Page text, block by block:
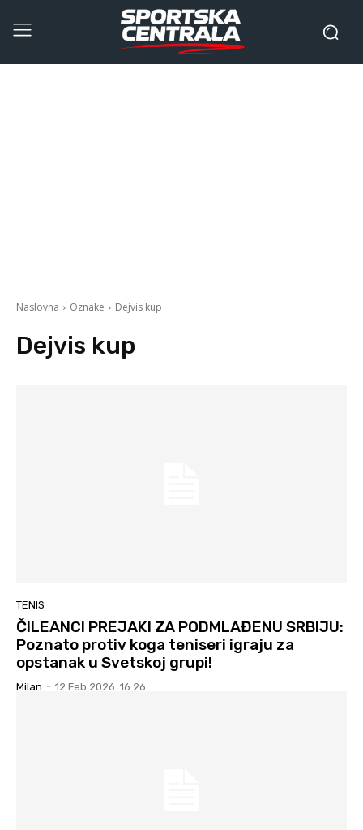
Naslovna Oznake Dejvis kup
Dejvis kup
TENIS
ČILEANCI PREJAKI ZA PODMLAĐENU SRBIJU:
Poznato protiv koga teniseri igraju za
opstanak u Svetskoj grupi!
Milan - 12 Feb 2026. 16:26